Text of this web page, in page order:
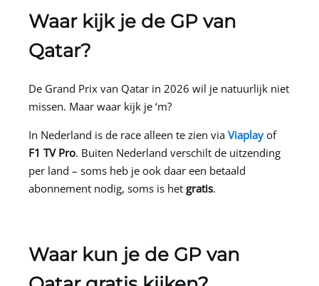
Waar kijk je de GP van
Qatar?
De Grand Prix van Qatar in 2026 wil je natuurlijk niet
missen. Maar waar kijk je ‘m?
In Nederland is de race alleen te zien via Viaplayof
F1 TV Pro. Buiten Nederland verschilt de uitzending
per land – soms heb je ook daar een betaald
abonnement nodig, soms is het gratis.
Waar kun je de GP van